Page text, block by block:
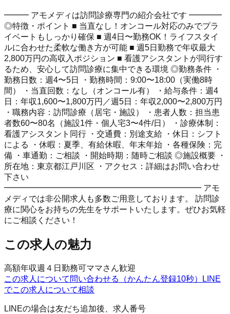
━━━ アモメディは訪問診療専門の紹介会社です ━━━━
◎特徴・ポイント ■ 当直なし！オンコール対応のみでプラ
イベートもしっかり確保 ■ 週4日〜勤務OK！ライフスタイ
ルに合わせた柔軟な働き方が可能 ■ 週5日勤務で年収最大
2,800万円の高収入ポジション ■ 看護アシスタントが同行す
るため、安心して訪問診療に集中できる環境 ◎勤務条件 ・
勤務日数：週4〜5日 ・勤務時間：9:00〜18:00（実働8時
間） ・当直回数：なし（オンコール有） ・給与条件：週4
日：年収1,600〜1,800万円／週5日：年収2,000〜2,800万円
・職務内容：訪問診療（居宅・施設） ・患者人数：担当患
者数60〜80名（施設1件・個人宅3〜4件/日） ・診療体制：
看護アシスタント同行 ・交通費：別途支給 ・休日：シフト
による ・休暇：夏季、有給休暇、年末年始 ・各種保険：完
備 ・車通勤：ご相談 ・開始時期：随時ご相談 ◎施設概要 ・
所在地：東京都江戸川区 ・アクセス：詳細はお問い合わせ
下さい
━━━━━━━━━━━━━━━━━━━━━━━━ アモ
メディでは非公開求人も多数ご用意しております。 訪問診
療に関心をお持ちの先生をサポートいたします。ぜひお気軽
にご相談ください！
この求人の魅力
高額年収週４日勤務可ママさん歓迎
この求人について問い合わせる（かんたん登録10秒）
LINE
でこの求人について相談
LINEの場合は友だち追加後、求人番号